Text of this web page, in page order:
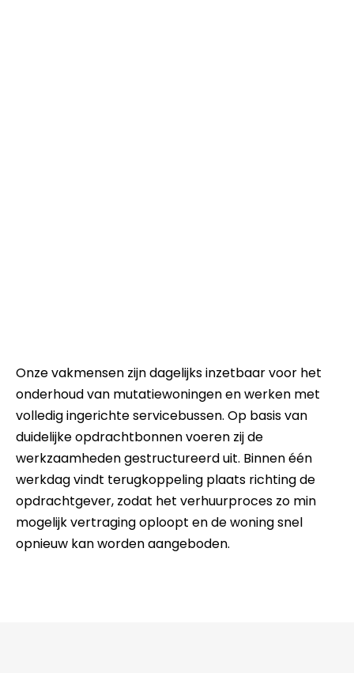
Onze vakmensen zijn dagelijks inzetbaar voor het
onderhoud van mutatiewoningen en werken met
volledig ingerichte servicebussen. Op basis van
duidelijke opdrachtbonnen voeren zij de
werkzaamheden gestructureerd uit. Binnen één
werkdag vindt terugkoppeling plaats richting de
opdrachtgever, zodat het verhuurproces zo min
mogelijk vertraging oploopt en de woning snel
opnieuw kan worden aangeboden.